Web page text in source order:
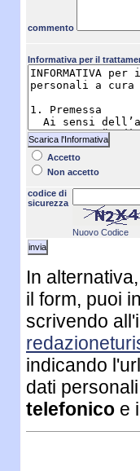
commento
Informativa per il
Scarica l'Informativa
Accetto
Non accetto
codice di
sicurezza
Nuovo Codice
In
il form, puoi
scrivendo
indicando
dati
telefonico e